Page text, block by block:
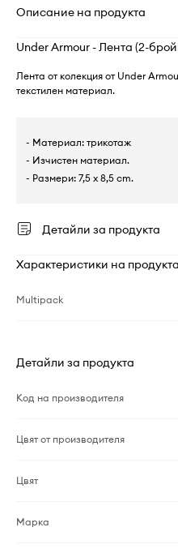
Описание на продукта
Under Armour - Лента (2-
Лента от колекция от Under
текстилен материал.
- Материал: трикотаж
- Изчистен материал.
- Размери: 7,5 x 8,5 cm.
Детайли за продукта
Характеристики на продукта
Multipack
Детайли за продукта
Код на производителя
Цвят от производителя
Цвят
Марка